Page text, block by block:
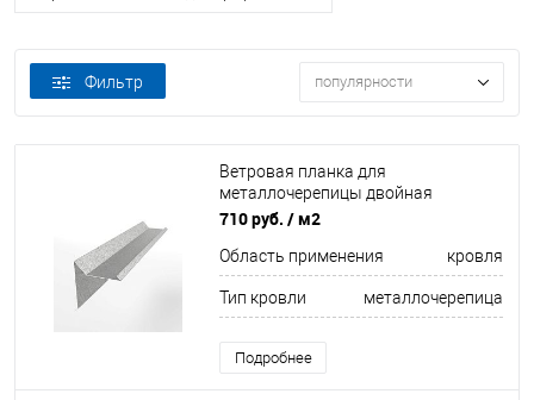
Фильтр популярности
Ветровая планка для
металлочерепицы двойная
завальцовка оцинкованная 0,45мм
710 руб. / м2
Область применения кровля
Тип кровли металлочерепица
Подробнее